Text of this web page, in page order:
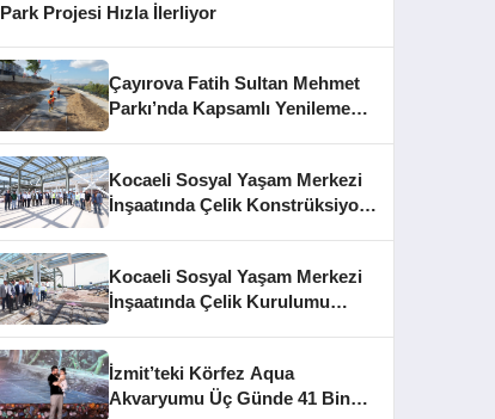
Park Projesi Hızla İlerliyor
Çayırova Fatih Sultan Mehmet
Parkı’nda Kapsamlı Yenileme
Kocaeli Sosyal Yaşam Merkezi
İnşaatında Çelik Konstrüksiyon
Kocaeli Sosyal Yaşam Merkezi
İnşaatında Çelik Kurulumu
İzmit’teki Körfez Aqua
Akvaryumu Üç Günde 41 Bin